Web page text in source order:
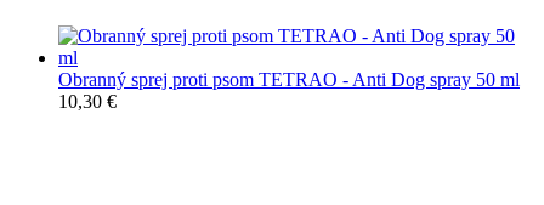
Obranný sprej proti psom TETRAO - Anti Dog spray 50 ml
10,30 €